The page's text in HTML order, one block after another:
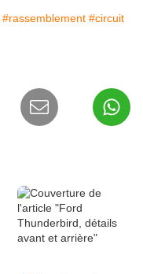
#rassemblement #circuit